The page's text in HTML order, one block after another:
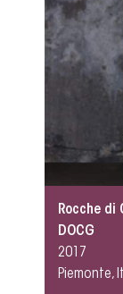
Rocche di
DOCG
2017
Piemonte,